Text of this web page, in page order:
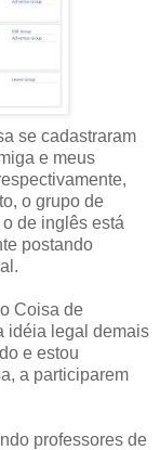
se cadastraram
e meus
o grupo de
de inglês está
postando
Coisa de
idéia legal demais
e estou
a participarem
professores de